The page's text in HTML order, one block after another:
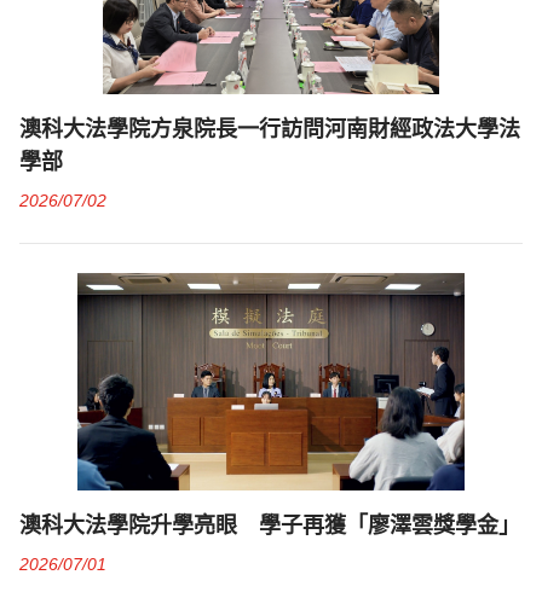
澳科大法學院方泉院長一行訪問河南財經政法大學法
學部
2026/07/02
澳科大法學院升學亮眼 學子再獲「廖澤雲獎學金」
2026/07/01